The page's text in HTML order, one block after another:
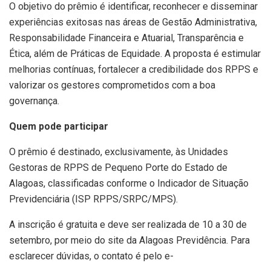
O objetivo do prêmio é identificar, reconhecer e disseminar
experiências exitosas nas áreas de Gestão Administrativa,
Responsabilidade Financeira e Atuarial, Transparência e
Ética, além de Práticas de Equidade. A proposta é estimular
melhorias contínuas, fortalecer a credibilidade dos RPPS e
valorizar os gestores comprometidos com a boa
governança.
Quem pode participar
O prêmio é destinado, exclusivamente, às Unidades
Gestoras de RPPS de Pequeno Porte do Estado de
Alagoas, classificadas conforme o Indicador de Situação
Previdenciária (ISP RPPS/SRPC/MPS).
A inscrição é gratuita e deve ser realizada de 10 a 30 de
setembro, por meio do site da Alagoas Previdência. Para
esclarecer dúvidas, o contato é pelo e-